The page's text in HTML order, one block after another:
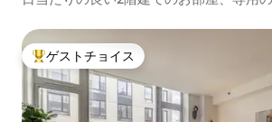
大好評のゲストチョイスです。
ゲストチョイス